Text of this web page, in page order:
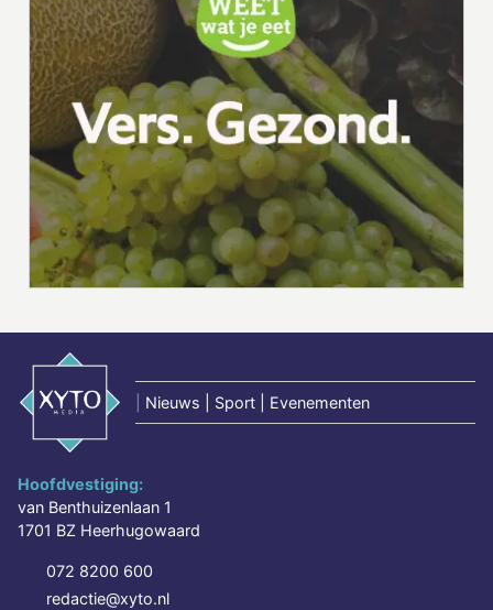
Nieuws | Sport | Evenementen
Hoofdvestiging:
van Benthuizenlaan 1
1701 BZ Heerhugowaard
072 8200 600
redactie@xyto.nl